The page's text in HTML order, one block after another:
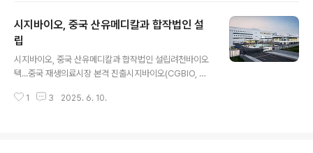
툴리눔 톡신으로 주목받고 있다. 비독소 단백질을 제거한
정제 기술을 통해 면역원성을 최소화하며, 반복 투여 시에
도 효능 지속성과 안전성이 유지될 수 있다는 것이 특징이
다. 이번 품목허가는 국내에서 세번째, 전 세계에서 네번째
로 승인된 퓨어형 보툴리눔 톡신 제제로, 에이티지씨는 올
해 2월 콤플렉스형 톡신 ‘톡스온 주’에 이어 두번째 보툴리
시지바이오, 중국 산유메디칼과 합작법인 설
립
시지바이오, 중국 산유메디칼과 합작법인 설립려천바이오
텍...중국 재생의료시장 본격 진출시지바이오(CGBIO, 대
이 산유 메디칼(SHANGHAI SANYOU MEDICAL)과
1 3 2025. 6. 10.